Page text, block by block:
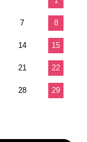
7 8
14 15
21 22
28 29